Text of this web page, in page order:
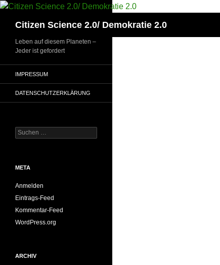
Zum
springenCitizen Science 2.0/ Demokratie 2.0
Leben auf diesem Planeten –
Jeder ist gefordert
IMPRESSUM
DATENSCHUTZERKLÄRUNG
Suchen
nach:
META
Anmelden
Eintrags-Feed
Kommentar-Feed
WordPress.org
ARCHIV